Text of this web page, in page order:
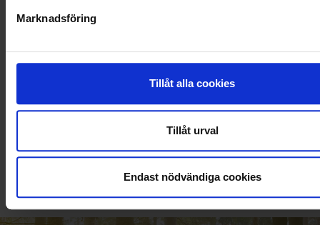
Marknadsföring
Tillåt alla cookies
Tillåt urval
Endast nödvändiga cookies
KUNDTJÄNST
info@ohlssons.se